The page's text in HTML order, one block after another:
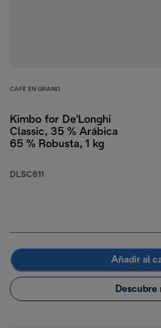
CAFÈ EN GRANO
Kimbo for De'Longhi
Classic, 35 % Arábica
65 % Robusta, 1 kg
DLSC611
Añadir al
Descubre